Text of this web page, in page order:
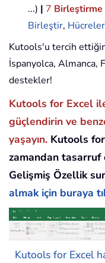
...) | 7 Birleştirme
Birleştir,
Kutools'u tercih
İspanyolca, Almanca,
destekler!
Kutools for Excel
güçlendirin ve
yaşayın. Kutools
zamandan
Gelişmiş Özellik
almak için buraya
Kutools for Excel